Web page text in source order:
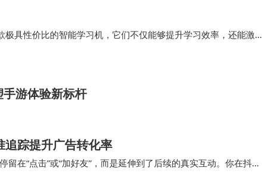
极具性价比的智能学习机，它们不仅能够提升学习效率，还能激发
更加轻松愉快。无论是小学、初中还是高中阶段，LUMIE10 Pr
游体验新标杆
追踪提升广告转化率
在“点击”或“加好友”，而是延伸到了后续的真实互动。你在抖音
深度回传的方案，你能知道哪些用户…